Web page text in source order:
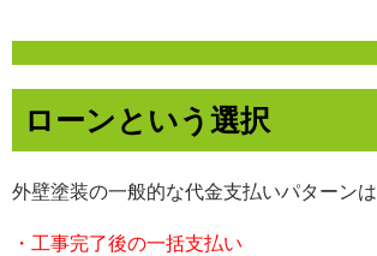
ローンという選択
外壁塗装の一般的な代金支払いパターンは
・工事完了後の一括支払い